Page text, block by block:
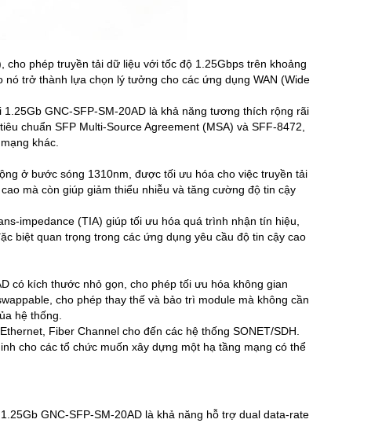
phép truyền tải dữ liệu với tốc độ 1.25Gbps trên khoảng
trở thành lựa chọn lý tưởng cho các ứng dụng WAN (Wide
GNC-SFP-SM-20AD là khả năng tương thích rộng rãi
chuẩn SFP Multi-Source Agreement (MSA) và SFF-8472,
khác.
ở bước sóng 1310nm, được tối ưu hóa cho việc truyền tải
mà còn giúp giảm thiểu nhiễu và tăng cường độ tin cậy
impedance (TIA) giúp tối ưu hóa quá trình nhận tín hiệu,
biệt quan trọng trong các ứng dụng yêu cầu độ tin cậy cao
có kích thước nhỏ gọn, cho phép tối ưu hóa không gian
cho phép thay thế và bảo trì module mà không cần
hệ thống.
Fiber Channel cho đến các hệ thống SONET/SDH.
cho các tổ chức muốn xây dựng một hạ tầng mạng có thể
GNC-SFP-SM-20AD là khả năng hỗ trợ dual data-rate